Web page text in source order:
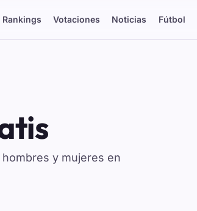
Rankings Votaciones Noticias Fútbol
y mujeres en